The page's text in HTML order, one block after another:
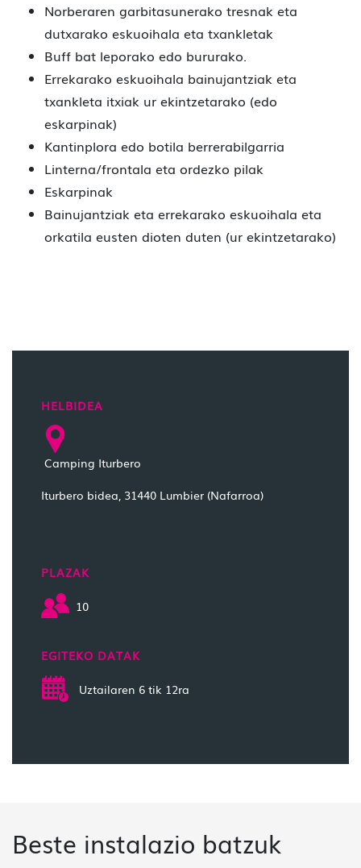
Norberaren garbitasunerako tresnak eta
dutxarako eskuoihala eta txankletak
Buff bat leporako edo bururako.
Errekarako eskuoihala bainujantziak eta
txankleta itxiak ur ekintzetarako (edo
eskarpinak)
Kantinplora edo botila berrerabilgarria
Linterna/frontala eta ordezko pilak
Eskarpinak
Bainujantziak eta errekarako eskuoihala eta
orkatila eusten dioten duten (ur ekintzetarako)
HELBIDEA
Camping Iturbero
Iturbero bidea, 31440 Lumbier (Nafarroa)
PLAZAK
10
EGITEKO DATAK
Uztailaren 6 tik 12ra
Beste instalazio batzuk